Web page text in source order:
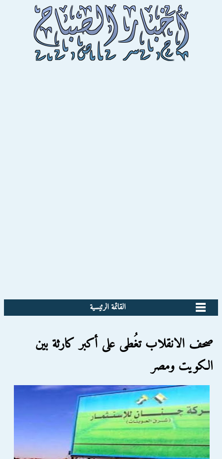
القائمة الرئيسية
صحف الانقلاب تغُطى على أكبر كارثة بين
الكويت ومصر